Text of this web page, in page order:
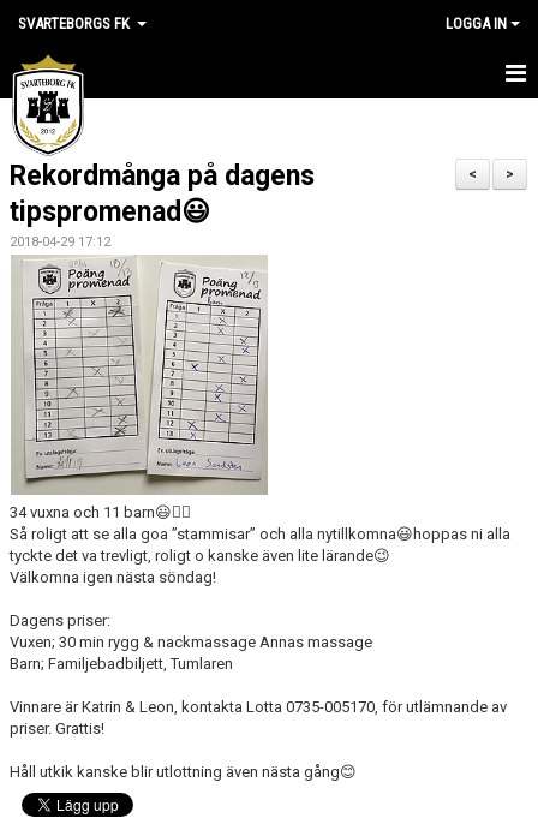
SVARTEBORGS FK LOGGA IN
HEM
NYHETER
OM KLUBBEN
KALENDER
VÅRA LAG
KLUBBSHOP
MEDLEM
VÅRA MATCHER
KONSTGRÄS
GRÄSROTEN
>
<
Rekordmånga på dagens
tipspromenad😃
2018-04-29 17:12
34 vuxna och 11 barn😃👍🏻
Så roligt att se alla goa ”stammisar” och alla nytillkomna😃hoppas ni alla
tyckte det va trevligt, roligt o kanske även lite lärande😉
Välkomna igen nästa söndag!
Dagens priser:
Vuxen; 30 min rygg & nackmassage Annas massage
Barn; Familjebadbiljett, Tumlaren
Vinnare är Katrin & Leon, kontakta Lotta 0735-005170, för utlämnande av
priser. Grattis!
Håll utkik kanske blir utlottning även nästa gång😊